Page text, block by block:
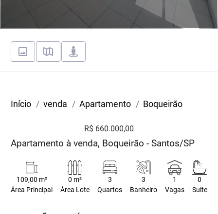
Início venda Apartamento Boqueirão
R$ 660.000,00
Apartamento à venda, Boqueirão - Santos/SP
109,00 m²
Área Principal
0 m²
Área Lote
3
Quartos
3
Banheiro
1
Vagas
0
Suite